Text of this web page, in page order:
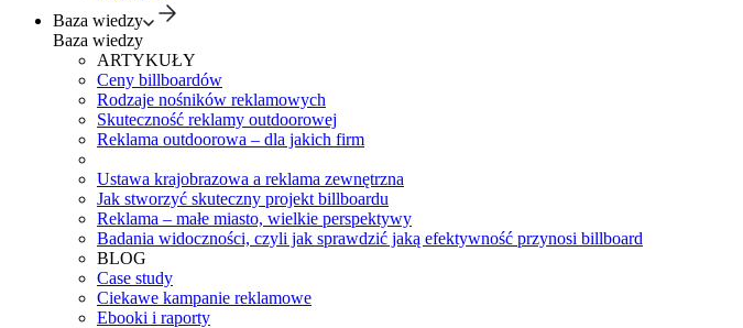
Baza wiedzy
Baza wiedzy
ARTYKUŁY
Ceny billboardów
Rodzaje nośników reklamowych
Skuteczność reklamy outdoorowej
Reklama outdoorowa – dla jakich firm
Ustawa krajobrazowa a reklama zewnętrzna
Jak stworzyć skuteczny projekt billboardu
Reklama – małe miasto, wielkie perspektywy
Badania widoczności, czyli jak sprawdzić jaką efektywność przynosi billboard
BLOG
Case study
Ciekawe kampanie reklamowe
Ebooki i raporty